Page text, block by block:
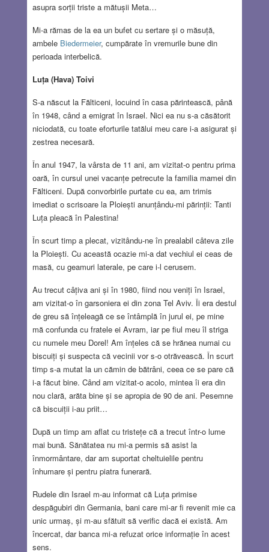
asupra sorții triste a mătușii Meta…
Mi-a rămas de la ea un bufet cu sertare și o măsuță,
ambeleBiedermeier, cumpărate în vremurile bune din
perioada interbelică.
Luța (Hava) Toivi
S-a născut la Fălticeni, locuind în casa părintească, până
în 1948, când a emigrat în Israel. Nici ea nu s-a căsătorit
niciodată, cu toate eforturile tatălui meu care i-a asigurat și
zestrea necesară.
În anul 1947, la vârsta de 11 ani, am vizitat-o pentru prima
oară, în cursul unei vacanțe petrecute la familia mamei din
Fălticeni. După convorbirile purtate cu ea, am trimis
imediat o scrisoare la Ploiești anunțându-mi părinții: Tanti
Luța pleacă în Palestina!
În scurt timp a plecat, vizitându-ne în prealabil câteva zile
la Ploiești. Cu această ocazie mi-a dat vechiul ei ceas de
masă, cu geamuri laterale, pe care i-l cerusem.
Au trecut câțiva ani și în 1980, fiind nou veniți în Israel,
am vizitat-o în garsoniera ei din zona Tel Aviv. Îi era destul
de greu să înțeleagă ce se întâmplă în jurul ei, pe mine
mă confunda cu fratele ei Avram, iar pe fiul meu îl striga
cu numele meu Dorel! Am înțeles că se hrănea numai cu
biscuiți și suspecta că vecinii vor s-o otrăvească. În scurt
timp s-a mutat la un cămin de bătrâni, ceea ce se pare că
i-a făcut bine. Când am vizitat-o acolo, mintea îi era din
nou clară, arăta bine și se apropia de 90 de ani. Pesemne
că biscuiții i-au priit…
După un timp am aflat cu tristețe că a trecut într-o lume
mai bună. Sănătatea nu mi-a permis să asist la
înmormântare, dar am suportat cheltuielile pentru
înhumare și pentru piatra funerară.
Rudele din Israel m-au informat că Luța primise
despăgubiri din Germania, bani care mi-ar fi revenit mie ca
unic urmaș, și m-au sfătuit să verific dacă ei există. Am
încercat, dar banca mi-a refuzat orice informație în acest
sens.